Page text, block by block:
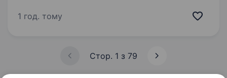
бойових дій виконання стрілецьких завдань
1 год. тому
Стор. 1 з 79